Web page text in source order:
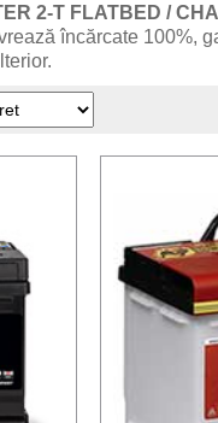
2-T FLATBED /
încărcate 100%,